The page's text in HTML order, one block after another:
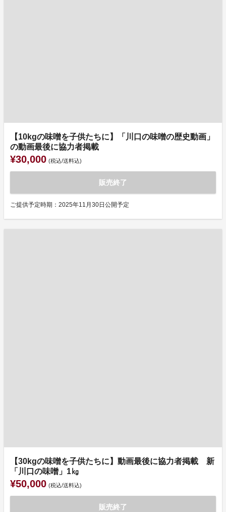
【10kgの味噌を子供たちに】「川口の味噌の歴史動画」
の動画最後に協力者掲載
¥30,000 (税込/送料込)
販売終了
ご提供予定時期：2025年11月30日公開予定
【30kgの味噌を子供たちに】動画最後に協力者掲載 新
「川口の味噌」1㎏
¥50,000 (税込/送料込)
販売終了